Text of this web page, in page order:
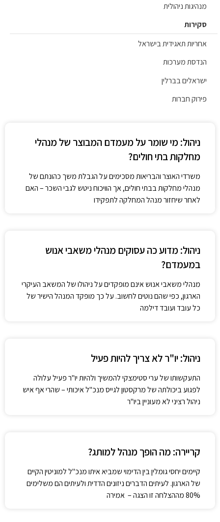
ניהולית
תאגידית בישראל
מערכות
בברלין
חברות
ניהול: מי שומר על מעמדם המבוצר של מנהלי
מחלקות בתי חולים?
משרדי האוצר והבריאות מסכימים על הגבלת משך כהונתם של
מנהלי מחלקות בבתי חולים, אך הוויכוח ניטש לגבי השכר – האם
לאחר שיחזור מנהל המחלקה לתפקידו
ניהול: מדוע כה עסוקים מנהלי משאבי אנוש
במעמדם?
מנהלי משאבי אנוש אינם מופקדים על ניהולו של המשאב העיקרי
הארגון, כפי שהם נוטים לחשוב. על כך מופקד המנהל הישיר של
כל עובד ועובד דילמה
ניהול: יו"ר לא צריך להיות פעיל
התעקשותו של ערי סטימצקי להמשיך ולהיות יו"ר פעיל עלולה
לפגוע ביכולתה של מרקסטון לגייס מנכ"ל איכותי – שהרי אף איש
ניהול רציני לא מעוניין ביו"ר
קריירה: מה הופך מנהל למותג?
קיימים יחסי גומלין בין הדימוי שמביא איתו מנכ"ל למוניטין הקיים
של הארגון. לעיתים הדברים ניזונים הדדית ולעיתים הם משלימים